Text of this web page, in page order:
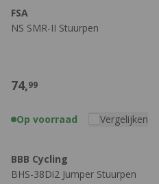
FSA
NS SMR-II Stuurpen
74,99
Op voorraad Vergelijken
BBB Cycling
BHS-38Di2 Jumper Stuurpen